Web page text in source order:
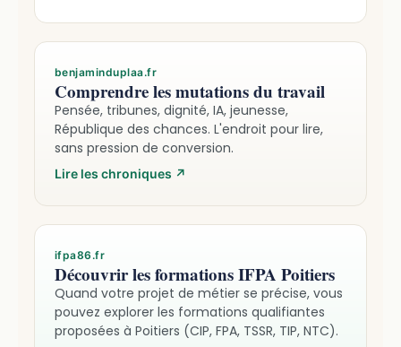
benjaminduplaa.fr
Comprendre les mutations du travail
Pensée, tribunes, dignité, IA, jeunesse,
République des chances. L'endroit pour lire,
sans pression de conversion.
Lire les chroniques ↗
ifpa86.fr
Découvrir les formations IFPA Poitiers
Quand votre projet de métier se précise, vous
pouvez explorer les formations qualifiantes
proposées à Poitiers (CIP, FPA, TSSR, TIP, NTC).